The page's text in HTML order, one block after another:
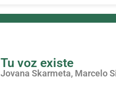
Tu voz existe
Jovana Skarmeta, Marcelo